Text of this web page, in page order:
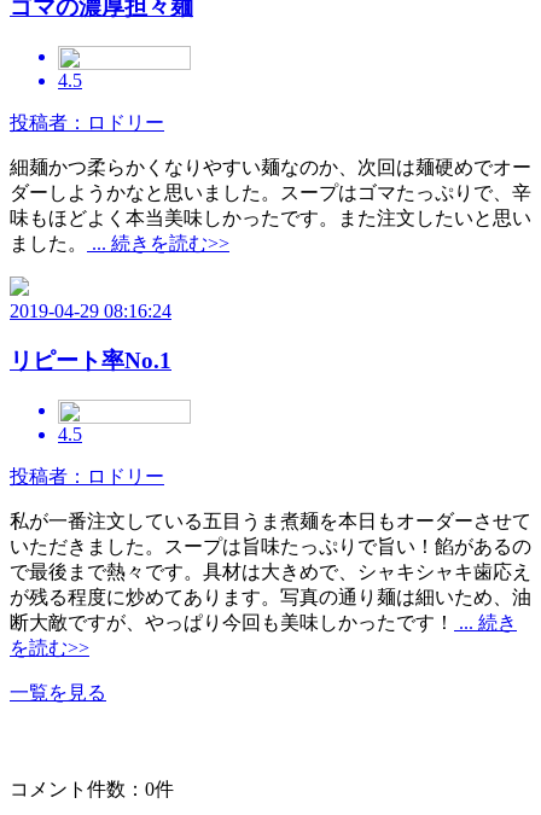
ゴマの濃厚担々麺
4.5
投稿者：ロドリー
細麺かつ柔らかくなりやすい麺なのか、次回は麺硬めでオー
ダーしようかなと思いました。スープはゴマたっぷりで、辛
味もほどよく本当美味しかったです。また注文したいと思い
ました。
... 続きを読む>>
2019-04-29 08:16:24
リピート率No.1
4.5
投稿者：ロドリー
私が一番注文している五目うま煮麺を本日もオーダーさせて
いただきました。スープは旨味たっぷりで旨い！餡があるの
で最後まで熱々です。具材は大きめで、シャキシャキ歯応え
が残る程度に炒めてあります。写真の通り麺は細いため、油
断大敵ですが、やっぱり今回も美味しかったです！
... 続き
を読む>>
一覧を見る
コメント件数：0件